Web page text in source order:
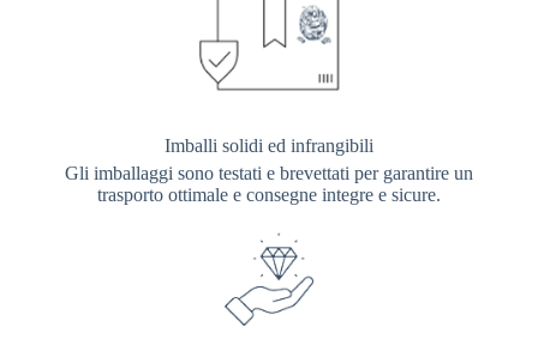
Imballi solidi ed infrangibili
Gli imballaggi sono testati e brevettati per garantire un
trasporto ottimale e consegne integre e sicure.